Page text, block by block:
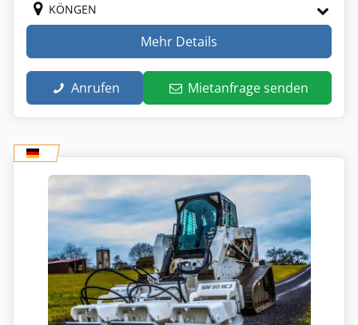
KÖNGEN
Mehr Details
Anrufen Mietanfrage senden